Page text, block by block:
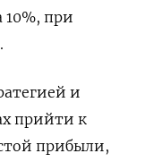
при
и
прийти ‌к
прибыли,